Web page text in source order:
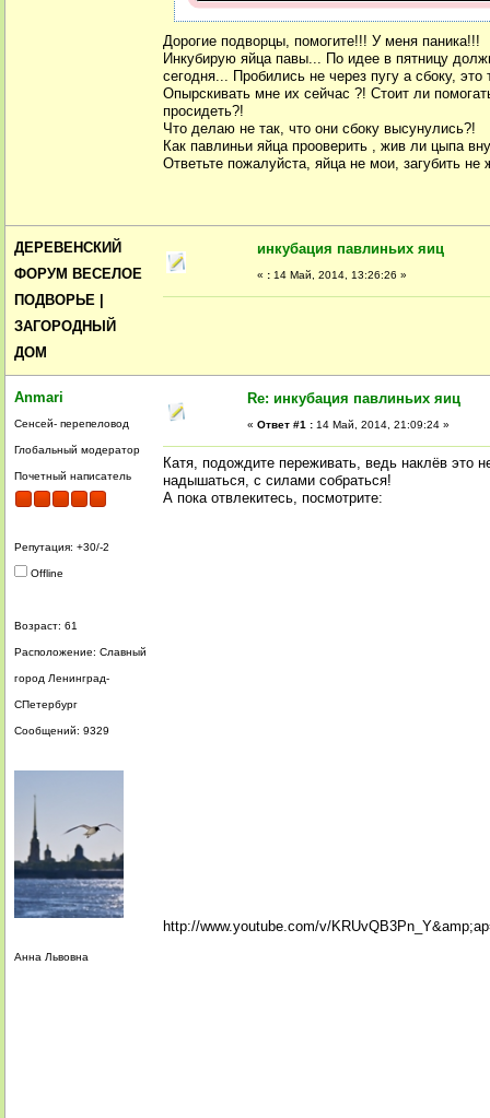
Дорогие подворцы, помогите!!! У меня паника!!!
Инкубирую яйца павы... По идее в пятницу
сегодня... Пробились не через пугу а сбоку, это
Опырскивать мне их сейчас ?! Стоит ли
просидеть?!
Что делаю не так, что они сбоку высунулись?!
Как павлиньи яйца прооверить , жив ли цыпа
Ответьте пожалуйста, яйца не мои, загубить не
ДЕРЕВЕНСКИЙ
ФОРУМ ВЕСЕЛОЕ
ПОДВОРЬЕ |
ЗАГОРОДНЫЙ
ДОМ
инкубация павлиньих яиц
« : 14 Май, 2014, 13:26:26 »
Anmari
Сенсей- перепеловод
Глобальный модератор
Почетный написатель
Репутация: +30/-2
Offline
Возраст: 61
Расположение: Славный
город Ленинград-
СПетербург
Сообщений: 9329
Анна Львовна
Re: инкубация павлиньих яиц
« Ответ #1 : 14 Май, 2014, 21:09:24 »
Катя, подождите переживать, ведь наклёв это
надышаться, с силами собраться!
А пока отвлекитесь, посмотрите:
http://www.youtube.com/v/